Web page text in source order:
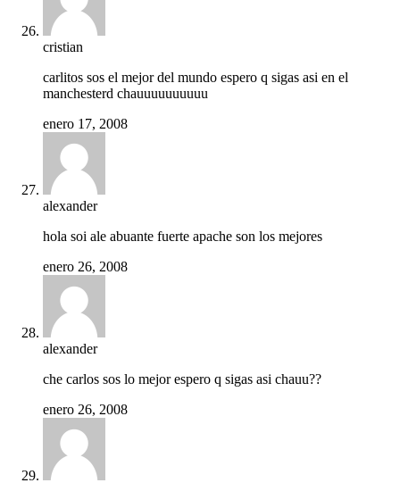
cristian
carlitos sos el mejor del mundo espero q sigas asi en el
manchesterd chauuuuuuuuuu
enero 17, 2008
alexander
hola soi ale abuante fuerte apache son los mejores
enero 26, 2008
alexander
che carlos sos lo mejor espero q sigas asi chauu??
enero 26, 2008